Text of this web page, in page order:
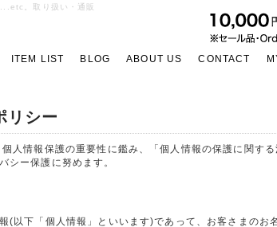
。取り扱い・通販
ITEM LIST BLOG ABOUT US CONTACT
リシー
人情報保護の重要性に鑑み、「個人情報の保護に関す
シー保護に努めます。
(以下「個人情報」といいます)であって、お客さまのお